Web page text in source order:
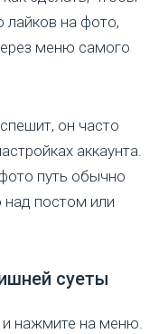
лайков на фото,
меню самого
он часто
аккаунта.
путь обычно
над постом или
суеты
нажмите на меню.